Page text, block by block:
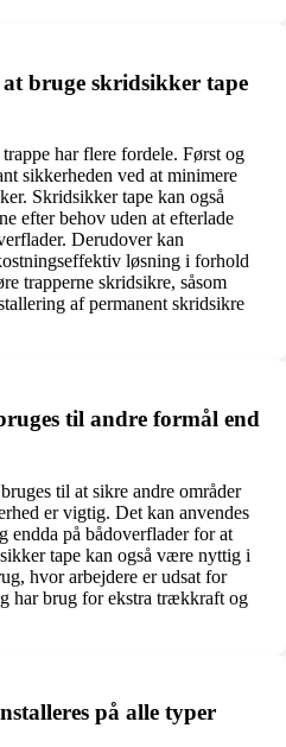
bruge skridsikker tape
har flere fordele. Først og
sikkerheden ved at minimere
Skridsikker tape kan også
efter behov uden at efterlade
Derudover kan
løsning i forhold
trapperne skridsikre, såsom
af permanent skridsikre
til andre formål end
til at sikre andre områder
er vigtig. Det kan anvendes
endda på bådoverflader for at
tape kan også være nyttig i
hvor arbejdere er udsat for
har brug for ekstra trækkraft og
på alle typer